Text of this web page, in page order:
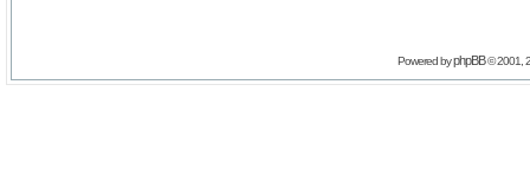
Powered byphpBB© 2001,